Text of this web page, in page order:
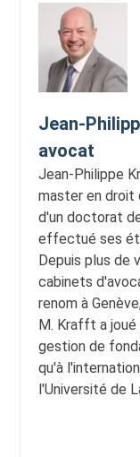
Jean-
avocat
Jean-Philippe
master en droit
d'un doctorat
effectué ses
Depuis plus de
cabinets
renom à
M. Krafft a
gestion de
qu'à
l'Université de